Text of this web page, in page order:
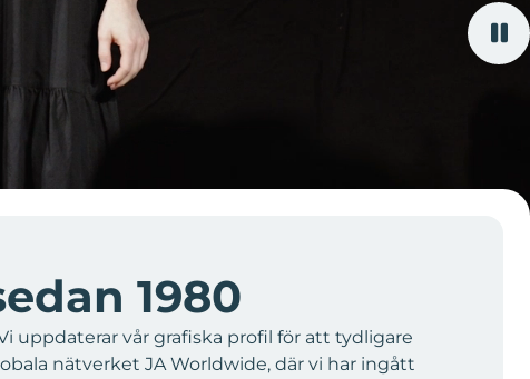
1980
uppdaterar vår grafiska profil för att tydligare
nätverket JA Worldwide, där vi har ingått